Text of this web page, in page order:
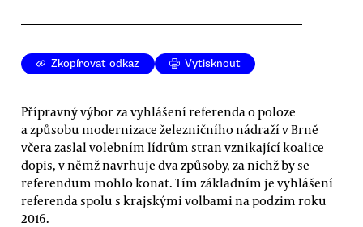
Zkopírovat odkaz Vytisknout
Přípravný výbor za vyhlášení referenda o poloze
a způsobu modernizace železničního nádraží v Brně
včera zaslal volebním lídrům stran vznikající koalice
dopis, v němž navrhuje dva způsoby, za nichž by se
referendum mohlo konat. Tím základním je vyhlášení
referenda spolu s krajskými volbami na podzim roku
2016.